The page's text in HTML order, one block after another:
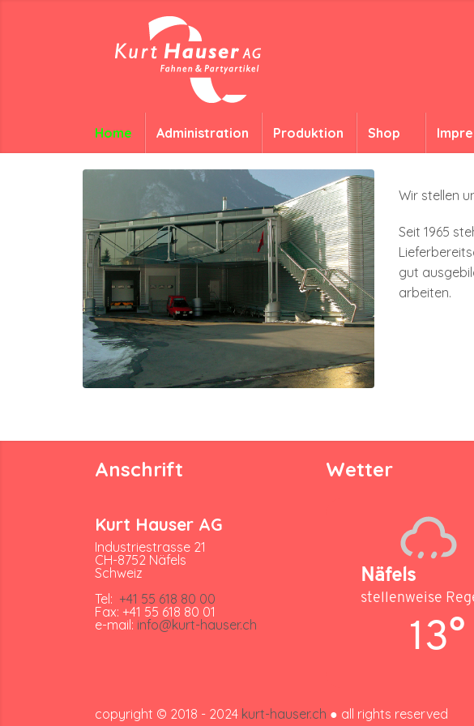
Home Administration Produktion Shop
Wir stellen
Seit 1965
gut
­arbeiten.
Anschrift
Kurt Hauser AG
Industriestrasse 21
CH-8752 Näfels
Schweiz
Tel: +41 55 618 80 00
Fax: +41 55 618 80 01
e-mail: info@kurt-hauser.ch
Wetter
Näfels
stellenweise
13°
copyright © 2018 - 2024 kurt-hauser.ch ● all rights reserved